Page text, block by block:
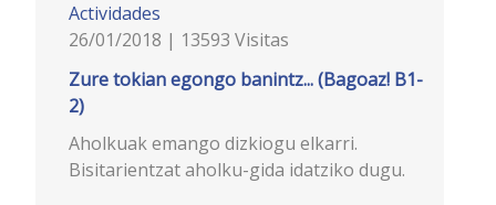
Actividades
26/01/2018 | 13593 Visitas
Zure tokian egongo banintz... (Bagoaz! B1-
2)
Aholkuak emango dizkiogu elkarri.
Bisitarientzat aholku-gida idatziko dugu.